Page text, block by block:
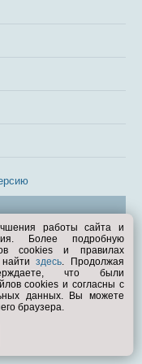
работы сайта и
Более подробную
cookies и правилах
найтиздесь. Продолжая
что были
cookies и согласны с
данных. Вы можете
браузера.